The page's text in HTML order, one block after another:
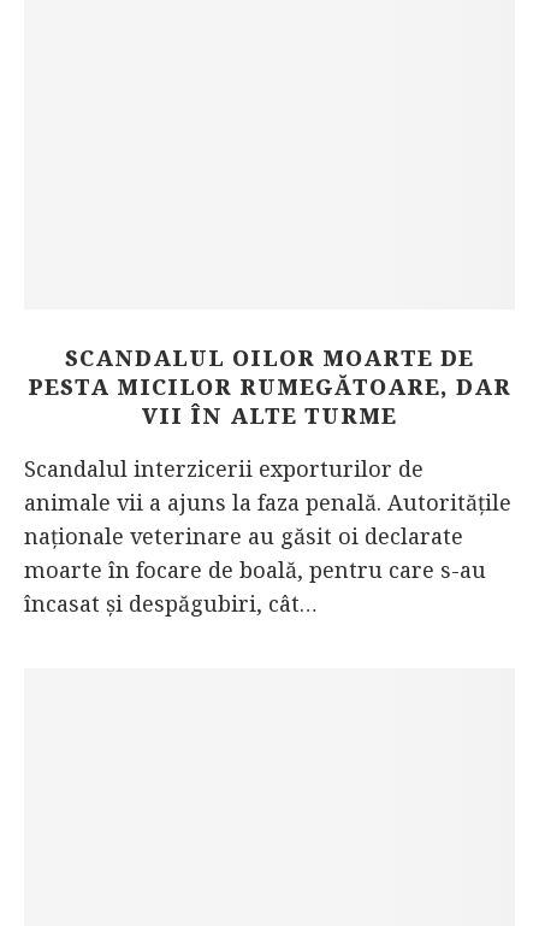
SCANDALUL OILOR MOARTE DE
PESTA MICILOR RUMEGĂTOARE, DAR
VII ÎN ALTE TURME
Scandalul interzicerii exporturilor de
animale vii a ajuns la faza penală. Autoritățile
naționale veterinare au găsit oi declarate
moarte în focare de boală, pentru care s-au
încasat și despăgubiri, cât…